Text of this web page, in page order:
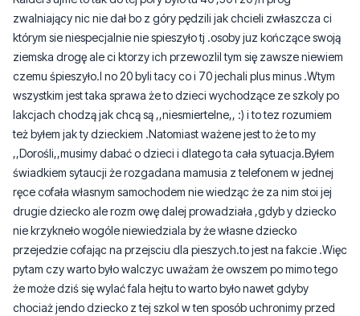
czemu śpieszyło.I no 20 byli tacy co i 70 jechali plus minus .Wtym
wszystkim jest taka sprawa że to dzieci wychodzące ze szkoly po
lakcjach chodzą jak chcą są ,,niesmiertelne,, :) i to tez rozumiem
też byłem jak ty dzieckiem .Natomiast ważene jest to że to my
,,Dorośli,,musimy dabać o dzieci i dlatego ta cała sytuacja.Byłem
świadkiem sytaucji że rozgadana mamusia z telefonem w jednej
ręce cofała własnym samochodem nie wiedząc że za nim stoi jej
drugie dziecko ale rozm owę dalej prowadziała ,gdyb y dziecko
nie krzykneło wogóle niewiedziala by że własne dziecko
przejedzie cofając na przejsciu dla pieszych.to jest na fakcie .Więc
pytam czy warto było walczyc uważam że owszem po mimo tego
że może dziś się wylać fala hejtu to warto było nawet gdyby
chociaż jendo dziecko z tej szkol w ten sposób uchronimy przed
kalectwem czy smiercią .Aco do Dąbrowskiego są radni i do nich
odsyłam ale z tym że nalezy ich rozliczać z twoich interwencji jako
mieszkańca .U mnie odniosło skutek.Powodzenia w walce .